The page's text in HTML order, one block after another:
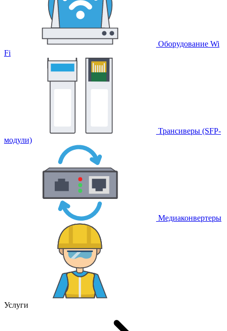
Оборудование Wi
Fi
Трансиверы (SFP-
модули)
Медиаконвертеры
Услуги